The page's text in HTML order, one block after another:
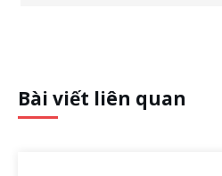
Bài viết liên quan